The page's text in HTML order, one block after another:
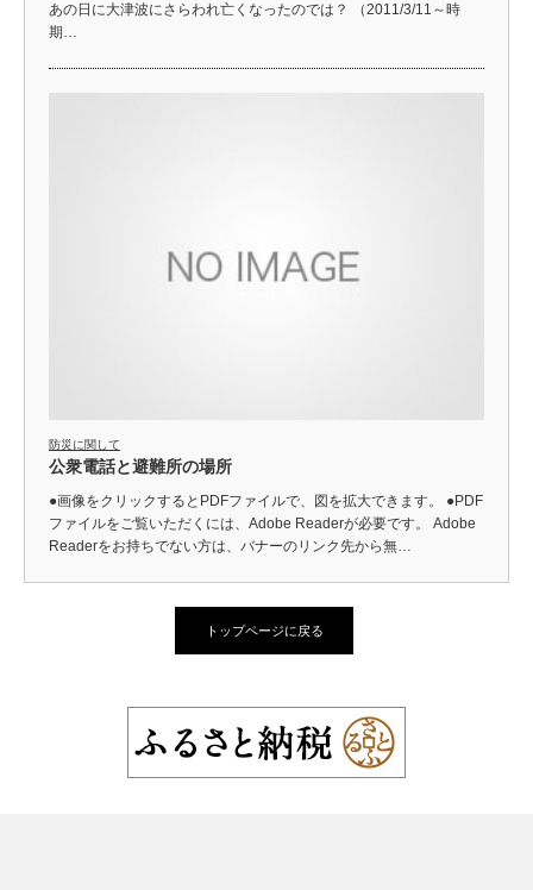
あの日に大津波にさらわれ亡くなったのでは？ （2011/3/11～時
期…
防災に関して
公衆電話と避難所の場所
●画像をクリックするとPDFファイルで、図を拡大できます。 ●PDF
ファイルをご覧いただくには、Adobe Readerが必要です。 Adobe
Readerをお持ちでない方は、バナーのリンク先から無…
トップページに戻る